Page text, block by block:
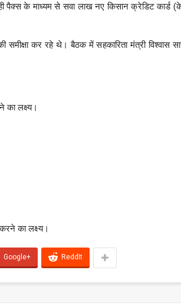
के माध्यम से सवा लाख नए किसान क्रेडिट कार्ड
समीक्षा कर रहे थे। बैठक में सहकारिता मंत्री
का लक्ष्य।
का लक्ष्य।
Google+ ReddIt